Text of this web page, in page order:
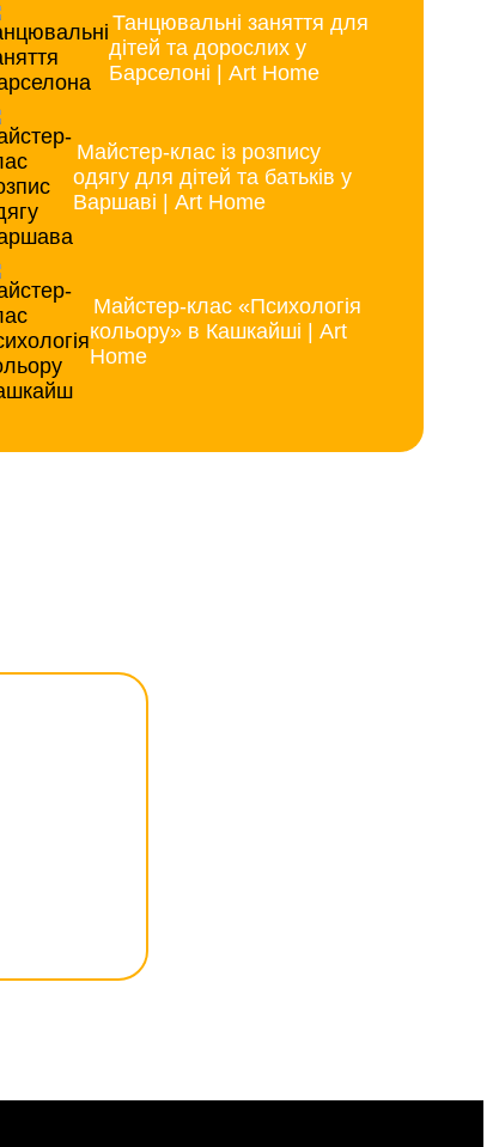
Танцювальні заняття для
дітей та дорослих у
Барселоні | Art Home
Майстер-клас із розпису
одягу для дітей та батьків у
Варшаві | Art Home
Майстер-клас «Психологія
кольору» в Кашкайші | Art
Home